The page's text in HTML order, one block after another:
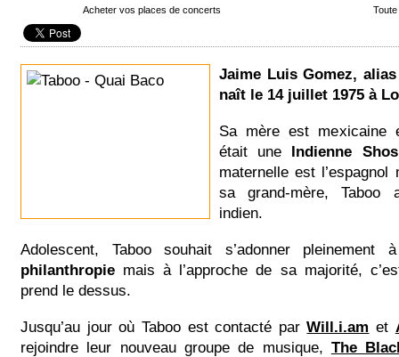
Acheter vos places de concerts
Jaime Luis Gomez,
naît le 14 juillet 1975 à
Sa mère est mexicaine
était une Indienne
maternelle est
sa grand-mère, Taboo
indien.
Adolescent, Taboo souhait s’adonner
philanthropie mais à l’approche de sa majorité,
prend le dessus.
Jusqu’au jour où Taboo est contacté parWill.i.am et
rejoindre leur nouveau groupe de musique, The